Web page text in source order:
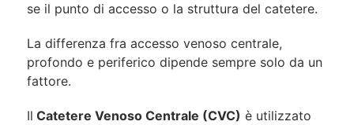
se il punto di accesso o la struttura del catetere.
La differenza fra accesso venoso centrale,
profondo e periferico dipende sempre solo da un
fattore.
Il Catetere Venoso Centrale (CVC) è utilizzato